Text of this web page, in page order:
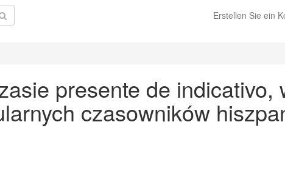
Erstellen Sie ein
presente de indicativo,
czasowników